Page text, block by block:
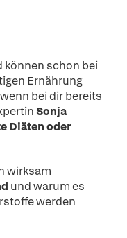
können schon bei
Ernährung
bei dir bereits
Sonja
Diäten oder
wirksam
und warum es
werden